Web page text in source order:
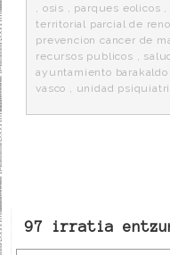
, osis , parques eolicos ,
territorial parcial de
prevencion cancer de
recursos publicos ,
ayuntamiento barakaldo
vasco , unidad
97 irratia